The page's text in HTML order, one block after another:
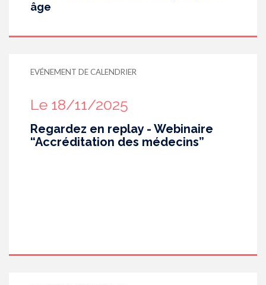
âge
EVÉNEMENT DE CALENDRIER
Le 18/11/2025
Regardez en replay - Webinaire
“Accréditation des médecins”